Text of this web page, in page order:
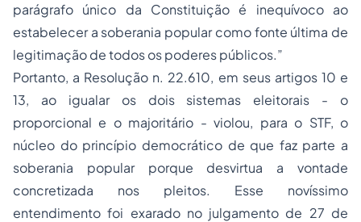
parágrafo único da Constituição é inequívoco ao
estabelecer a soberania popular como fonte última de
legitimação de todos os poderes públicos.”
Portanto, a Resolução n. 22.610, em seus artigos 10 e
13, ao igualar os dois sistemas eleitorais - o
proporcional e o majoritário - violou, para o STF, o
núcleo do princípio democrático de que faz parte a
soberania popular porque desvirtua a vontade
concretizada nos pleitos. Esse novíssimo
entendimento foi exarado no julgamento de 27 de